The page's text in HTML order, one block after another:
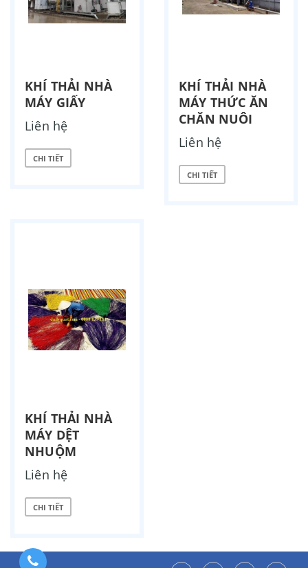
KHÍ THẢI NHÀ
MÁY GIẤY
Liên hệ
CHI TIẾT
KHÍ THẢI NHÀ
MÁY THỨC ĂN
CHĂN NUÔI
Liên hệ
CHI TIẾT
KHÍ THẢI NHÀ
MÁY DỆT
NHUỘM
Liên hệ
CHI TIẾT